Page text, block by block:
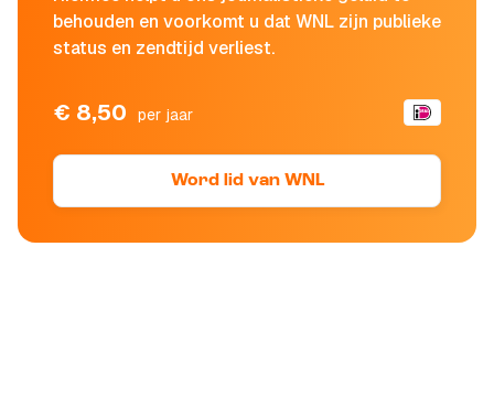
behouden en voorkomt u dat WNL zijn publieke
status en zendtijd verliest.
€ 8,50 per jaar
Word lid van WNL